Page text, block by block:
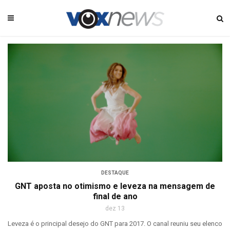
DESTAQUE
GNT aposta no otimismo e leveza na mensagem de
final de ano
dez 13
Leveza é o principal desejo do GNT para 2017. O canal reuniu seu elenco